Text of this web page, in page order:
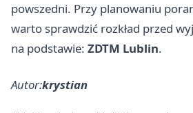
powszedni. Przy planowaniu
warto sprawdzić rozkład przed
na podstawie: ZDTM Lublin.
Autor:krystian